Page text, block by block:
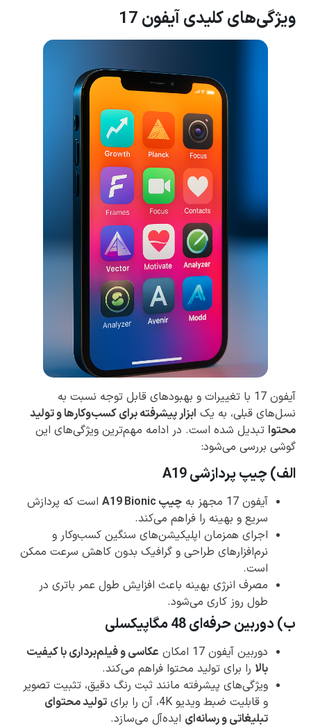
ویژگی‌های کلیدی آیفون 17
آیفون 17 با تغییرات و بهبودهای قابل توجه نسبت به
نسل‌های قبلی، به یک ابزار پیشرفته برای کسب‌وکارها و تولید
محتوا تبدیل شده است. در ادامه مهم‌ترین ویژگی‌های این
گوشی بررسی می‌شود:
الف) چیپ پردازشی A19
آیفون 17 مجهز به چیپ A19 Bionic
است که پردازش
سریع و بهینه را فراهم می‌کند.
اجرای همزمان اپلیکیشن‌های سنگین کسب‌وکار و
نرم‌افزارهای طراحی و گرافیک بدون کاهش سرعت ممکن
است.
مصرف انرژی بهینه باعث افزایش طول عمر باتری در
طول روز کاری می‌شود.
ب) دوربین حرفه‌ای 48 مگاپیکسلی
دوربین آیفون 17 امکان
عکاسی و فیلم‌برداری با کیفیت
بالا را برای تولید محتوا فراهم می‌کند.
ویژگی‌های پیشرفته مانند ثبت رنگ دقیق، تثبیت تصویر
و قابلیت ضبط ویدیو 4K، آن را برای
تولید محتوای
تبلیغاتی و رسانه‌ای ایده‌آل می‌سازد.